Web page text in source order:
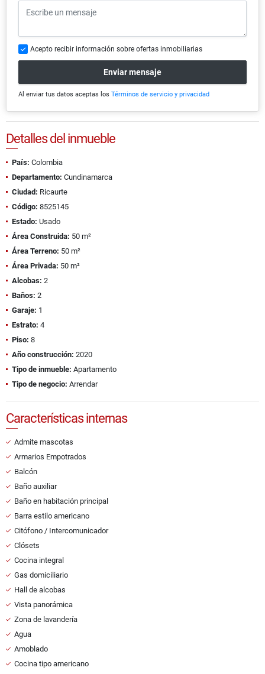
Acepto recibir información sobre ofertas inmobiliarias
Enviar mensaje
Al enviar tus datos aceptas los Términos de servicio y privacidad
Detalles del inmueble
País: Colombia
Departamento: Cundinamarca
Ciudad: Ricaurte
Código: 8525145
Estado: Usado
Área Construida: 50 m²
Área Terreno: 50 m²
Área Privada: 50 m²
Alcobas: 2
Baños: 2
Garaje: 1
Estrato: 4
Piso: 8
Año construcción: 2020
Tipo de inmueble: Apartamento
Tipo de negocio: Arrendar
Características internas
Admite mascotas
Armarios Empotrados
Balcón
Baño auxiliar
Baño en habitación principal
Barra estilo americano
Citófono / Intercomunicador
Clósets
Cocina integral
Gas domiciliario
Hall de alcobas
Vista panorámica
Zona de lavandería
Agua
Amoblado
Cocina tipo americano